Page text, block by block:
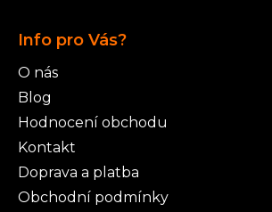
Info pro Vás?
O nás
Blog
Hodnocení obchodu
Kontakt
Doprava a platba
Obchodní podmínky